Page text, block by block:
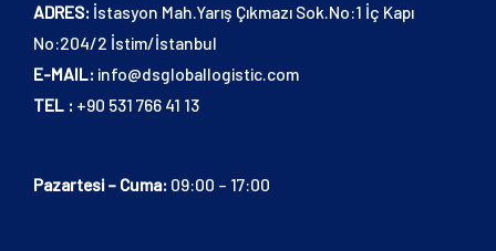
ADRES: İstasyon Mah.Yarış Çıkmazı Sok.No:1 İç Kapı
No:204/2 İstim/İstanbul
E-MAIL: info@dsgloballogistic.com
TEL : +90 531 766 41 13
Pazartesi – Cuma: 09:00 – 17:00